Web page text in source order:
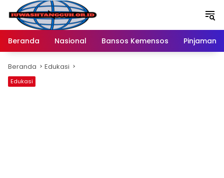
Langsung
konten
Beranda
Nasional Bansos Kemensos Pinjaman
Beranda Edukasi
Edukasi